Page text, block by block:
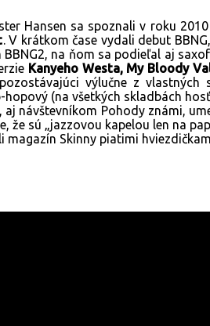
Hansen sa spoznali v roku
. V krátkom čase vydali debut
na ňom sa podieľal aj
Kanyeho Westa, My Bloody
výlučne z
(na všetkých skladbách
návštevníkom Pohody známi,
že sú „jazzovou kapelou len na
Skinny piatimi